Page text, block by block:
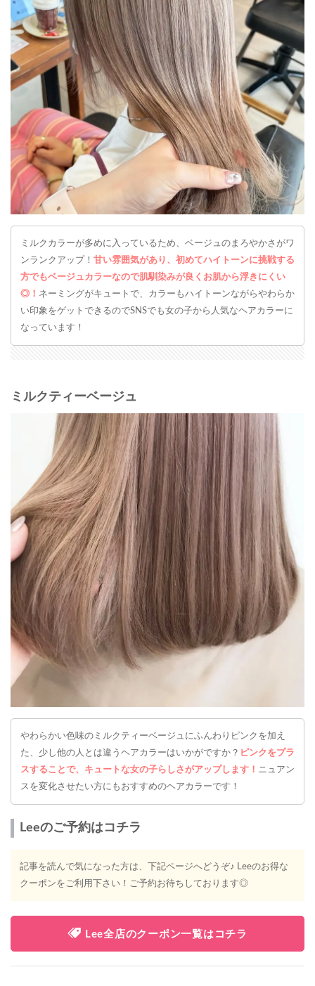
ミルクカラーが多めに入っているため、ベージュのまろやかさがワ
ンランクアップ！ 甘い雰囲気があり、初めてハイトーンに挑戦する
方でもベージュカラーなので肌馴染みが良くお肌から浮きにくい
◎！ ネーミングがキュートで、カラーもハイトーンながらやわらか
い印象をゲットできるのでSNSでも女の子から人気なヘアカラーに
なっています！
ミルクティーベージュ
やわらかい色味のミルクティーベージュにふんわりピンクを加え
た、少し他の人とは違うヘアカラーはいかがですか？ ピンクをプラ
スすることで、キュートな女の子らしさがアップします！ ニュアン
スを変化させたい方にもおすすめのヘアカラーです！
Leeのご予約はコチラ
記事を読んで気になった方は、下記ページへどうぞ♪ Leeのお得な
クーポンをご利用下さい！ご予約お待ちしております◎
Lee全店のクーポン一覧はコチラ